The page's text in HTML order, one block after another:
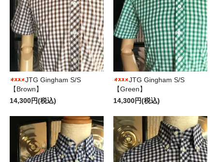
JTG Gingham S/S
【Brown】
14,300円(税込)
JTG Gingham S/S
【Green】
14,300円(税込)